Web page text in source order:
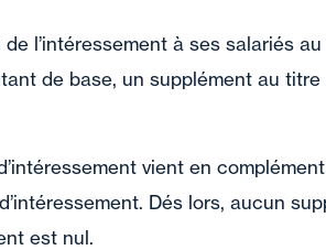
l’intéressement à ses salariés au
de base, un supplément au titre
vient en
Dés lors, aucun
est nul.